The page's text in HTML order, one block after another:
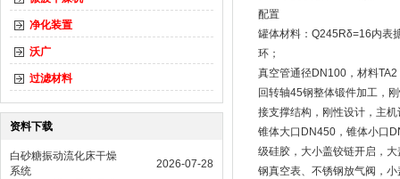
净化装置
沃广
过滤材料
资料下载
白砂糖振动流化床干燥
系统
2026-07-28
配置
罐体材料：Q245Rδ=16内表
环；
真空管通径DN100，材料
回转轴45钢整体锻件加工，
接支撑结构，刚性设计，主
锥体大口DN450，锥体小口
级硅胶，大小盖铰链开启，
钢真空表、不锈钢放气阀，